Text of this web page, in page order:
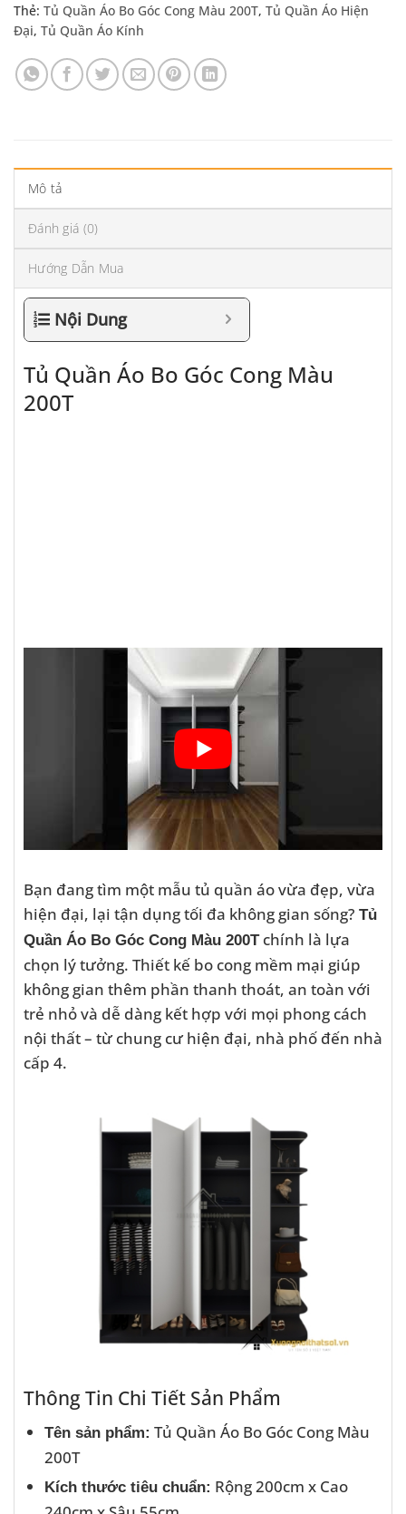
Thẻ: Tủ Quần Áo Bo Góc Cong Màu 200T, Tủ Quần Áo Hiện
Đại, Tủ Quần Áo Kính
Mô tả
Đánh giá (0)
Hướng Dẫn Mua
Nội Dung
Tủ Quần Áo Bo Góc Cong Màu
200T
Bạn đang tìm một mẫu tủ quần áo vừa đẹp, vừa
hiện đại, lại tận dụng tối đa không gian sống? Tủ
Quần Áo Bo Góc Cong Màu 200Tchính là lựa
chọn lý tưởng. Thiết kế bo cong mềm mại giúp
không gian thêm phần thanh thoát, an toàn với
trẻ nhỏ và dễ dàng kết hợp với mọi phong cách
nội thất – từ chung cư hiện đại, nhà phố đến nhà
cấp 4.
Thông Tin Chi Tiết Sản Phẩm
Tên sản phẩm: Tủ Quần Áo Bo Góc Cong Màu
200T
Kích thước tiêu chuẩn: Rộng 200cm x Cao